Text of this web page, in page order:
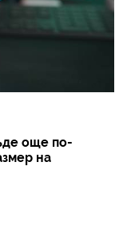
още по-
на